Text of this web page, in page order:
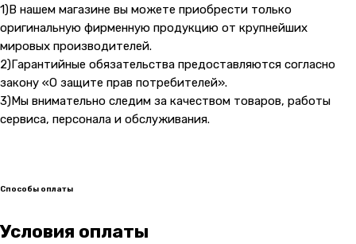
1)В нашем магазине вы можете приобрести только
оригинальную фирменную продукцию от крупнейших
мировых производителей.
2)Гарантийные обязательства предоставляются согласно
закону «О защите прав потребителей».
3)Мы внимательно следим за качеством товаров, работы
сервиса, персонала и обслуживания.
Способы оплаты
Условия оплаты
@ 2019-2026 imalik.ru |Политика конфиденциальности
ИП Соловьев Е. В. ИНН 027320312011
Разработка: youx.agency